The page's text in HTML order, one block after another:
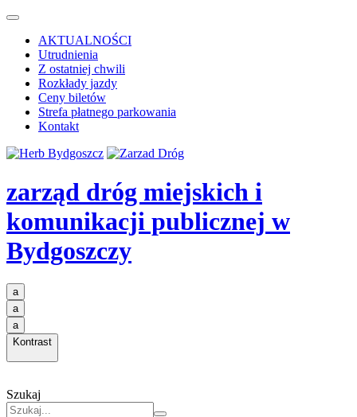
AKTUALNOŚCI
Utrudnienia
Z ostatniej chwili
Rozkłady jazdy
Ceny biletów
Strefa płatnego parkowania
Kontakt
zarząd dróg miejskich i
komunikacji publicznej w
Bydgoszczy
a
a
a
Kontrast
Szukaj